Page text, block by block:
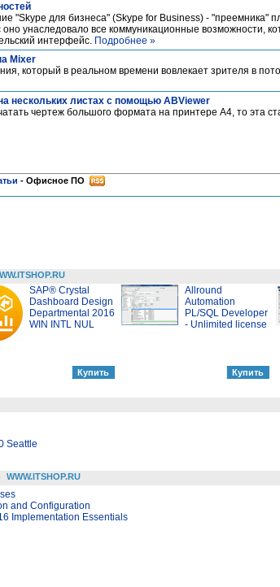
"Skype для бизнеса" (Skype for Business) - "преемника"
унаследовало все коммуникационные возможности,
интерфейс. Подробнее »
Mixer
который в реальном времени вовлекает зрителя в
нескольких листах с помощью ABViewer
чертеж большого формата на принтере А4, то эта
- Офисное ПО
SAP® Crystal
Dashboard Design
Departmental 2016
WIN INTL NUL
Allround
Automation
PL/SQL Developer
- Unlimited license
Seattle
WWW.ITSHOP.RU
and Configuration
Implementation Essentials